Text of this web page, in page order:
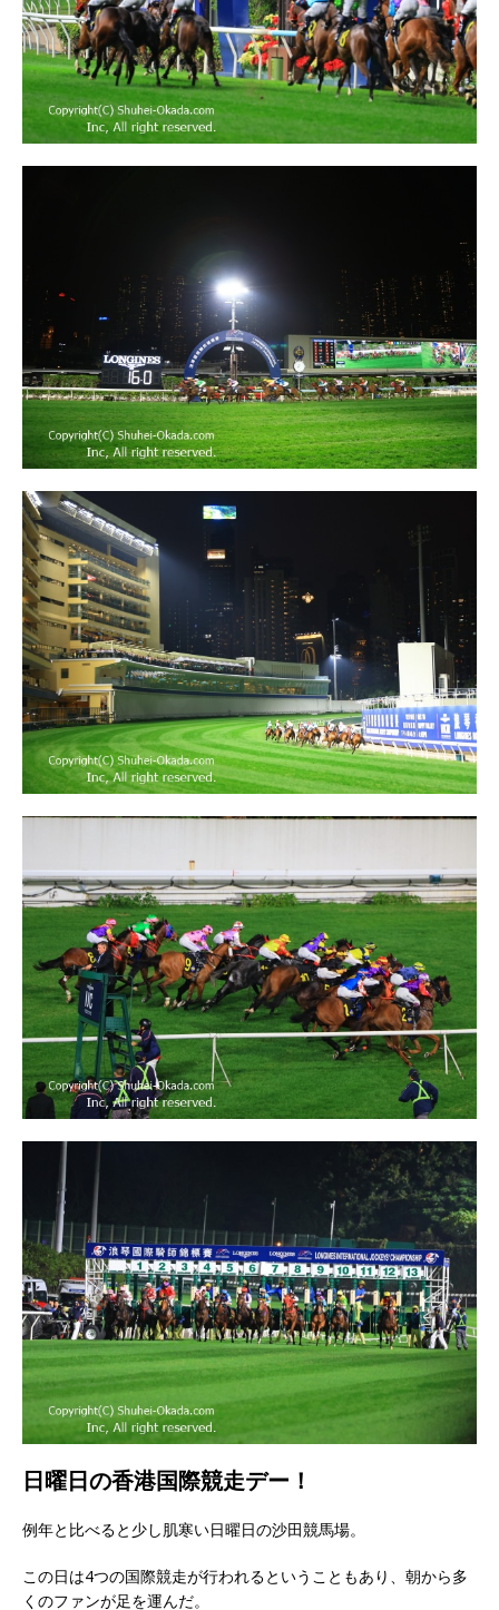
日曜日の香港国際競走デー！
例年と比べると少し肌寒い日曜日の沙田競馬場。
この日は4つの国際競走が行われるということもあり、朝から多
くのファンが足を運んだ。